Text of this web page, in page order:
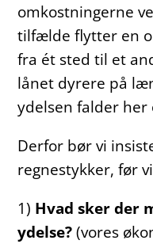
omkostningerne
tilfælde flytter en
fra ét sted til et
lånet dyrere på
ydelsen falder her
Derfor bør vi
regnestykker, før
1) Hvad sker der
ydelse?(vores